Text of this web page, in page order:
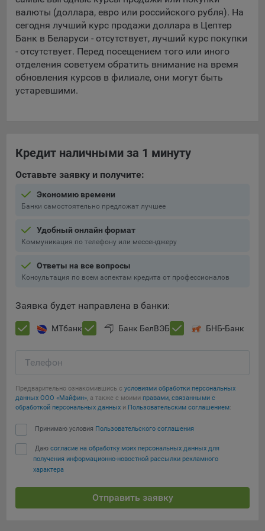
5.4. Создание и предоставление персонализированной
рекламы пользователю.
9.1. Технические (обязательные) файлы cookie, например,
применяемые при регистрации либо входе в систему, или
для оставления отзыва либо комментария. Данные файлы
cookie используются в целях обеспечения корректной
уведомлял пользователя об их использовании — но в таком
определяющие имя пользователя. Данные файлы cookie
используются для обеспечения работы некоторых
дополнительных функций сайтов, например, для хранения
предпочтений пользователя, в том числе имени
повторных прохождений опросов пользователями.
Подобные функции улучшают условия работы
9.3. Файлы cookie предпочтений, например, для настройки
контента. Данные файлы cookie собирают информацию о
выборе пользователя на сайте и его предпочтениях и
выбранном пользователем городе и других местных
настройках для того, чтобы соответствующим образом
9.4. Аналитические файлы cookie, например
собирают информацию о том, как пользователь
использовал сайты, и позволяют Обществу вносить в них
улучшения.
Аналитические файлы cookie показывают, какие страницы
сайта Общества посещаются чаще всего, помогают
выявлять трудности, возникающие при использовании
Сохранить мои изменения
Сохранить по умолчанию
валюты (доллара, евро или российского рубля). На
сегодня лучший курс продажи доллара в Цептер
Банк в Беларуси - отсутствует, лучший курс покупки
- отсутствует. Перед посещением того или иного
отделения советуем обратить внимание на время
обновления курсов в филиале, они могут быть
устаревшими.
Кредит наличными за 1 минуту
Оставьте заявку и получите:
Экономию времени
Банки самостоятельно предложат лучшее
Удобный онлайн формат
Коммуникация по телефону или мессенджеру
Ответы на все вопросы
Консультация по всем аспектам кредита от профессионалов
Заявка будет направлена в банки:
МТбанк Банк БелВЭБ БНБ-Банк
Телефон
Предварительно ознакомившись с условиями обработки персональных
данных ООО «Майфин», а также с моими правами, связанными с
обработкой персональных данных и Пользовательским соглашением:
Принимаю условия Пользовательского соглашения
Даю согласие на обработку моих персональных данных для
получения информационно-новостной рассылки рекламного
характера
Отправить заявку